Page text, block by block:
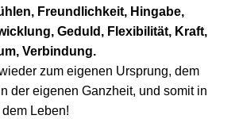
Freundlichkeit, Hingabe,
Geduld, Flexibilität, Kraft,
Verbindung.
zum eigenen Ursprung, dem
der eigenen Ganzheit, und somit in
Leben!